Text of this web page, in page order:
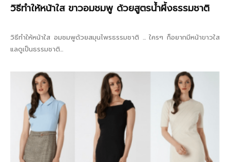
วิธีทําให้หน้าใส ขาวอมชมพู ด้วยสูตรน้ำผึ้งธรรมชาติ
วิธีทําให้หน้าใส อมชมพูด้วยสมุนไพรธรรมชาติ ... ใครๆ ก็อยากมีหน้าขาวใส
แลดูเป็นธรรมชาติ...